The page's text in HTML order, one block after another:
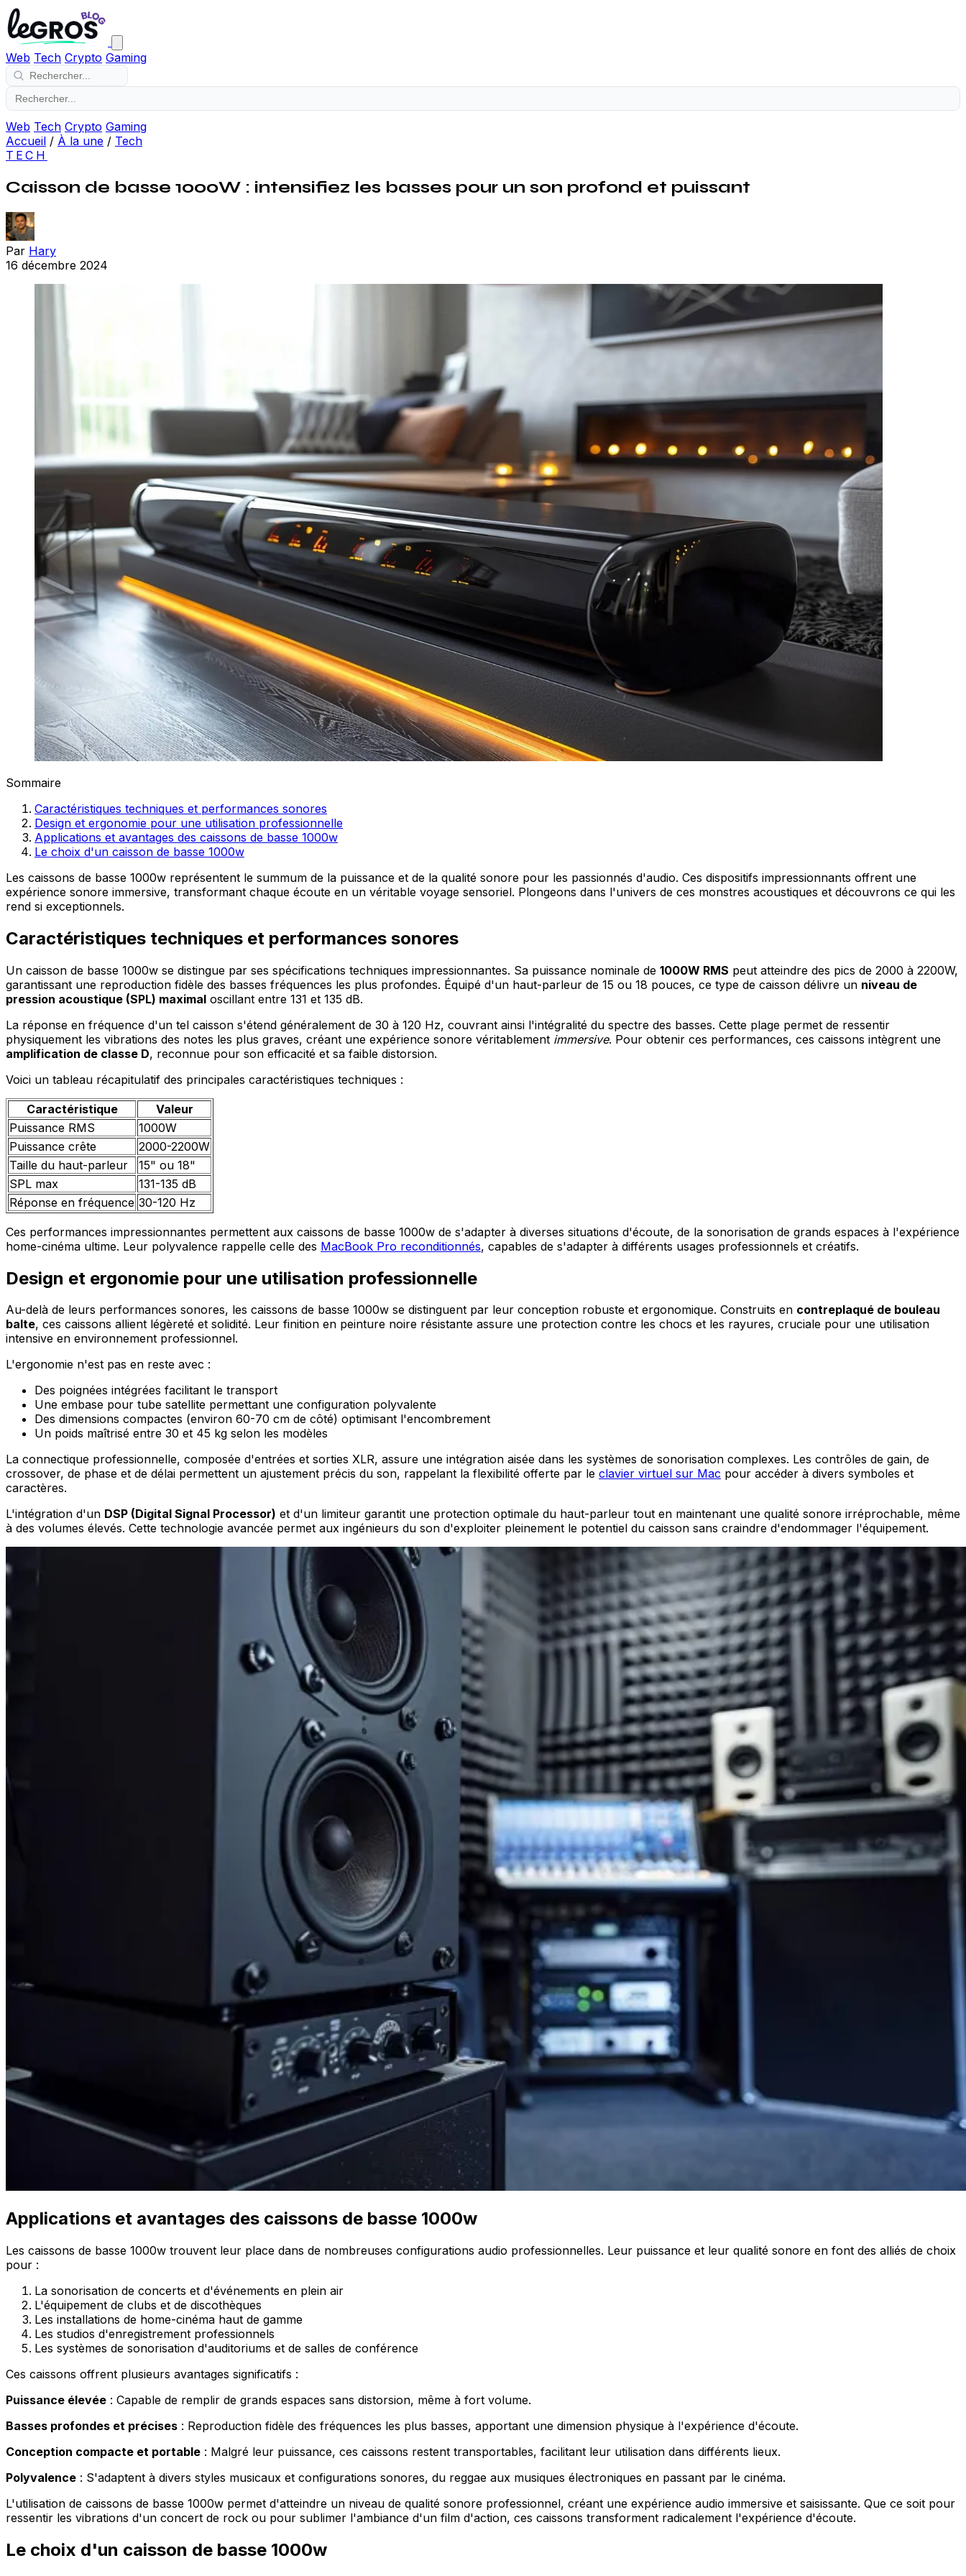
Web Tech Crypto Gaming
Web Tech Crypto Gaming
Accueil / À la une / Tech
TECH
Caisson de basse 1000W : intensifiez les basses pour un son profond et puissant
Par Hary
16 décembre 2024
Sommaire
Caractéristiques techniques et performances sonores
Design et ergonomie pour une utilisation professionnelle
Applications et avantages des caissons de basse 1000w
Le choix d'un caisson de basse 1000w
Les caissons de basse 1000w représentent le summum de la puissance et de la qualité sonore pour les passionnés d'audio. Ces dispositifs impressionnants offrent une
expérience sonore immersive, transformant chaque écoute en un véritable voyage sensoriel. Plongeons dans l'univers de ces monstres acoustiques et découvrons ce qui les
rend si exceptionnels.
Caractéristiques techniques et performances sonores
Un caisson de basse 1000w se distingue par ses spécifications techniques impressionnantes. Sa puissance nominale de 1000W RMS peut atteindre des pics de 2000 à 2200W,
garantissant une reproduction fidèle des basses fréquences les plus profondes. Équipé d'un haut-parleur de 15 ou 18 pouces, ce type de caisson délivre un niveau de
pression acoustique (SPL) maximal oscillant entre 131 et 135 dB.
La réponse en fréquence d'un tel caisson s'étend généralement de 30 à 120 Hz, couvrant ainsi l'intégralité du spectre des basses. Cette plage permet de ressentir
physiquement les vibrations des notes les plus graves, créant une expérience sonore véritablement immersive. Pour obtenir ces performances, ces caissons intègrent une
amplification de classe D, reconnue pour son efficacité et sa faible distorsion.
Voici un tableau récapitulatif des principales caractéristiques techniques :
Caractéristique
Valeur
Puissance RMS
1000W
Puissance crête
2000-2200W
Taille du haut-parleur
15" ou 18"
SPL max
131-135 dB
Réponse en fréquence 30-120 Hz
Ces performances impressionnantes permettent aux caissons de basse 1000w de s'adapter à diverses situations d'écoute, de la sonorisation de grands espaces à l'expérience
home-cinéma ultime. Leur polyvalence rappelle celle des MacBook Pro reconditionnés, capables de s'adapter à différents usages professionnels et créatifs.
Design et ergonomie pour une utilisation professionnelle
Au-delà de leurs performances sonores, les caissons de basse 1000w se distinguent par leur conception robuste et ergonomique. Construits en contreplaqué de bouleau
balte, ces caissons allient légèreté et solidité. Leur finition en peinture noire résistante assure une protection contre les chocs et les rayures, cruciale pour une utilisation
intensive en environnement professionnel.
L'ergonomie n'est pas en reste avec :
Des poignées intégrées facilitant le transport
Une embase pour tube satellite permettant une configuration polyvalente
Des dimensions compactes (environ 60-70 cm de côté) optimisant l'encombrement
Un poids maîtrisé entre 30 et 45 kg selon les modèles
La connectique professionnelle, composée d'entrées et sorties XLR, assure une intégration aisée dans les systèmes de sonorisation complexes. Les contrôles de gain, de
crossover, de phase et de délai permettent un ajustement précis du son, rappelant la flexibilité offerte par le clavier virtuel sur Mac pour accéder à divers symboles et
caractères.
L'intégration d'un DSP (Digital Signal Processor) et d'un limiteur garantit une protection optimale du haut-parleur tout en maintenant une qualité sonore irréprochable, même
à des volumes élevés. Cette technologie avancée permet aux ingénieurs du son d'exploiter pleinement le potentiel du caisson sans craindre d'endommager l'équipement.
Applications et avantages des caissons de basse 1000w
Les caissons de basse 1000w trouvent leur place dans de nombreuses configurations audio professionnelles. Leur puissance et leur qualité sonore en font des alliés de choix
pour :
La sonorisation de concerts et d'événements en plein air
L'équipement de clubs et de discothèques
Les installations de home-cinéma haut de gamme
Les studios d'enregistrement professionnels
Les systèmes de sonorisation d'auditoriums et de salles de conférence
Ces caissons offrent plusieurs avantages significatifs :
Puissance élevée : Capable de remplir de grands espaces sans distorsion, même à fort volume.
Basses profondes et précises : Reproduction fidèle des fréquences les plus basses, apportant une dimension physique à l'expérience d'écoute.
Conception compacte et portable : Malgré leur puissance, ces caissons restent transportables, facilitant leur utilisation dans différents lieux.
Polyvalence : S'adaptent à divers styles musicaux et configurations sonores, du reggae aux musiques électroniques en passant par le cinéma.
L'utilisation de caissons de basse 1000w permet d'atteindre un niveau de qualité sonore professionnel, créant une expérience audio immersive et saisissante. Que ce soit pour
ressentir les vibrations d'un concert de rock ou pour sublimer l'ambiance d'un film d'action, ces caissons transforment radicalement l'expérience d'écoute.
Le choix d'un caisson de basse 1000w